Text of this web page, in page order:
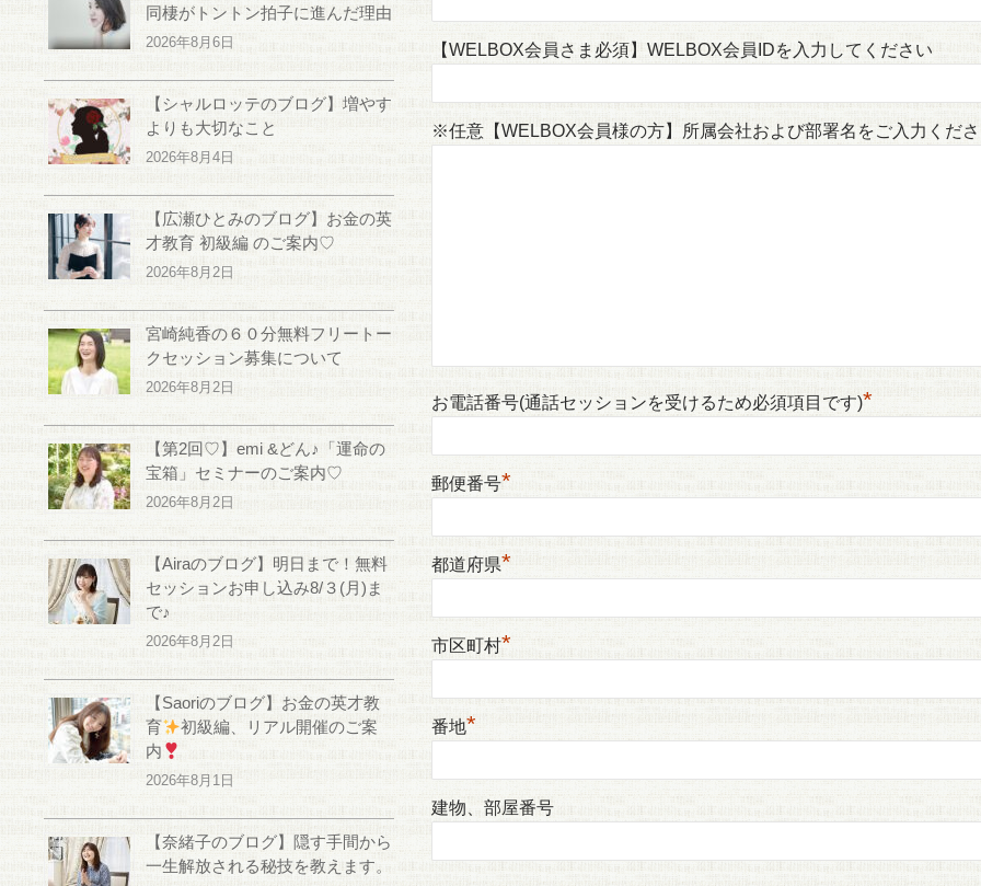
【WELBOX会員さま必須】WELBOX会員IDを入力してください
※任意【WELBOX会員様の方】所属会社および部署名をご入力くだ
お電話番号(通話セッションを受けるため必須項目です)*
郵便番号*
都道府県*
市区町村*
番地*
建物、部屋番号
同棲がトントン拍子に進んだ理由
2026年8月6日
【シャルロッテのブログ】増やす
よりも大切なこと
2026年8月4日
【広瀬ひとみのブログ】お金の英
才教育 初級編 のご案内♡
2026年8月2日
宮崎純香の６０分無料フリートー
クセッション募集について
2026年8月2日
【第2回♡】emi &どん♪「運命の
宝箱」セミナーのご案内♡
2026年8月2日
【Airaのブログ】明日まで！無料
セッションお申し込み8/３(月)ま
で♪
2026年8月2日
【Saoriのブログ】お金の英才教
育
初級編、リアル開催のご案
内
2026年8月1日
【奈緒子のブログ】隠す手間から
一生解放される秘技を教えます。